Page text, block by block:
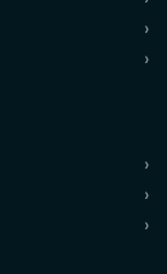
›
›
›
›
›